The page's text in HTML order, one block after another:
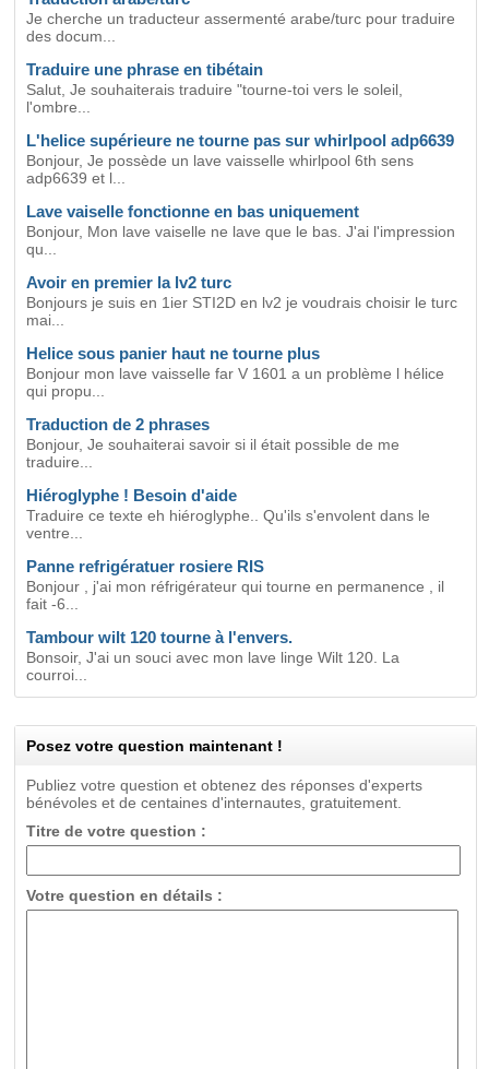
Je cherche un traducteur assermenté arabe/turc pour traduire
des docum...
Traduire une phrase en tibétain
Salut, Je souhaiterais traduire "tourne-toi vers le soleil,
l'ombre...
L'helice supérieure ne tourne pas sur whirlpool adp6639
Bonjour, Je possède un lave vaisselle whirlpool 6th sens
adp6639 et l...
Lave vaiselle fonctionne en bas uniquement
Bonjour, Mon lave vaiselle ne lave que le bas. J'ai l'impression
qu...
Avoir en premier la lv2 turc
Bonjours je suis en 1ier STI2D en lv2 je voudrais choisir le turc
mai...
Helice sous panier haut ne tourne plus
Bonjour mon lave vaisselle far V 1601 a un problème l hélice
qui propu...
Traduction de 2 phrases
Bonjour, Je souhaiterai savoir si il était possible de me
traduire...
Hiéroglyphe ! Besoin d'aide
Traduire ce texte eh hiéroglyphe.. Qu'ils s'envolent dans le
ventre...
Panne refrigératuer rosiere RIS
Bonjour , j'ai mon réfrigérateur qui tourne en permanence , il
fait -6...
Tambour wilt 120 tourne à l'envers.
Bonsoir, J'ai un souci avec mon lave linge Wilt 120. La
courroi...
Posez votre question maintenant !
Publiez votre question et obtenez des réponses d'experts
bénévoles et de centaines d'internautes, gratuitement.
Titre de votre question :
Votre question en détails :